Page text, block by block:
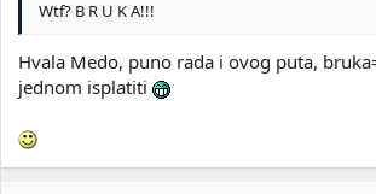
Wtf? B R U K A!!!
Hvala Medo, puno rada i ovog puta,
jednom isplatiti